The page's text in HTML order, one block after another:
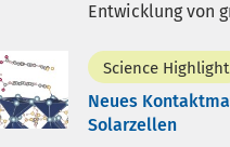
Entwicklung von
Science Highlight
Neues
Solarzellen